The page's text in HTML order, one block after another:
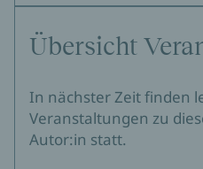
Übersicht
In nächster Zeit finden
Veranstaltungen zu
Autor:in statt.